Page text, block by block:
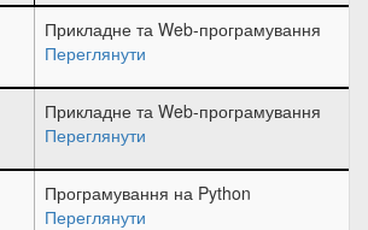
Прикладне та Web-програмування
Переглянути
Прикладне та Web-програмування
Переглянути
Програмування на Python
Переглянути